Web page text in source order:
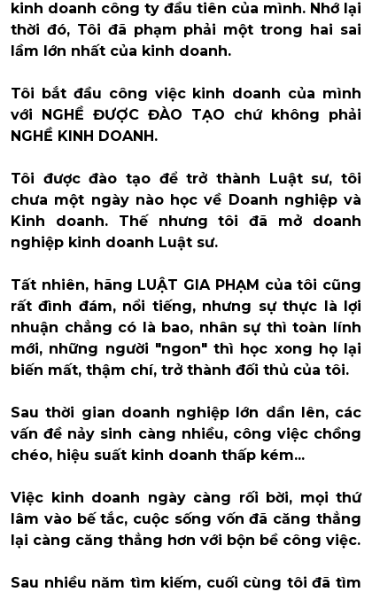
kinh doanh công ty đầu tiên của mình. Nhớ lại
thời đó, Tôi đã phạm phải một trong hai sai
lầm lớn nhất của kinh doanh.
Tôi bắt đầu công việc kinh doanh của mình
với NGHỀ ĐƯỢC ĐÀO TẠO chứ không phải
NGHỀ KINH DOANH.
Tôi được đào tạo để trở thành Luật sư, tôi
chưa một ngày nào học về Doanh nghiệp và
Kinh doanh. Thế nhưng tôi đã mở doanh
nghiệp kinh doanh Luật sư.
Tất nhiên, hãng LUẬT GIA PHẠM của tôi cũng
rất đình đám, nổi tiếng, nhưng sự thực là lợi
nhuận chẳng có là bao, nhân sự thì toàn lính
mới, những người "ngon" thì học xong họ lại
biến mất, thậm chí, trở thành đối thủ của tôi.
Sau thời gian doanh nghiệp lớn dần lên, các
vấn đề nảy sinh càng nhiều, công việc chồng
chéo, hiệu suất kinh doanh thấp kém...
Việc kinh doanh ngày càng rối bời, mọi thứ
lâm vào bế tắc, cuộc sống vốn đã căng thẳng
lại càng căng thẳng hơn với bộn bề công việc.
Sau nhiều năm tìm kiếm, cuối cùng tôi đã tìm